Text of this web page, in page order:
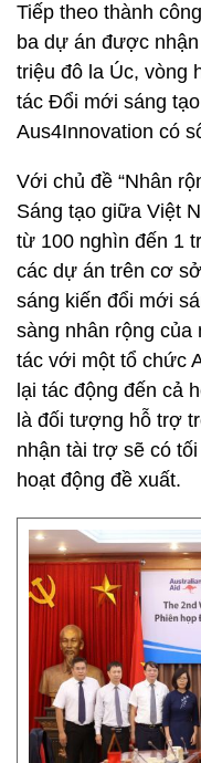
Tiếp theo thành
ba dự án được
triệu đô la Úc, vòng
tác Đổi mới sáng
Aus4Innovation có
Với chủ đề “Nhân
Sáng tạo giữa Việt
từ 100 nghìn đến 1
các dự án trên cơ
sáng kiến đổi mới
sàng nhân rộng
tác với một tổ chức
lại tác động đến cả
là đối tượng hỗ trợ
nhận tài trợ sẽ có
hoạt động đề xuất.